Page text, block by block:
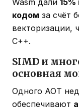
кодом за счёт
векторизации,
C++.
SIMD и
основная
Одного AOT
обеспечивают